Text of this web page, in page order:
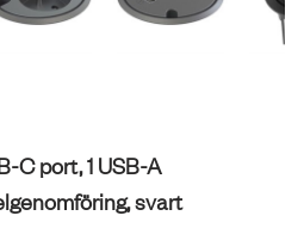
C port, 1 USB-A
svart